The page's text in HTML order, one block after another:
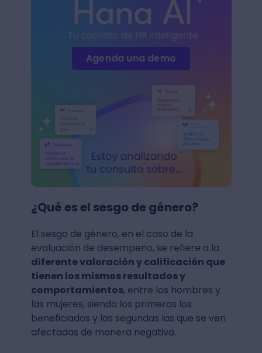
Agenda una demo
¿Qué es el sesgo de género?
El sesgo de género, en el caso de la
evaluación de desempeño, se refiere a la
diferente valoración y calificación que
tienen los mismos resultados y
comportamientos, entre los hombres y
las mujeres, siendo los primeros los
beneficiados y las segundas las que se ven
afectadas de manera negativa.